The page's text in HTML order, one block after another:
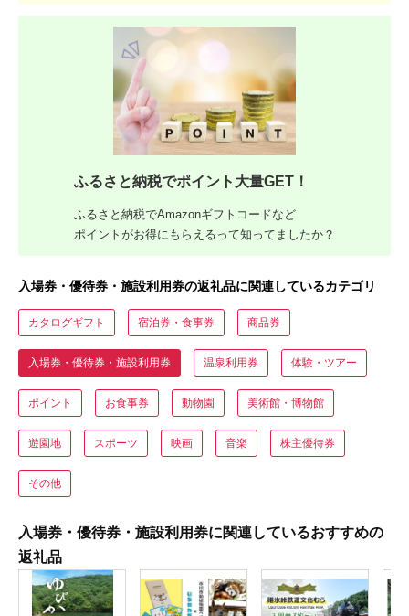
ふるさと納税でポイント大量GET！
ふるさと納税でAmazonギフトコードなど
ポイントがお得にもらえるって知ってましたか？
入場券・優待券・施設利用券の返礼品に関連しているカテゴリ
カタログギフト 宿泊券・食事券 商品券
入場券・優待券・施設利用券 温泉利用券 体験・ツアー
ポイント お食事券 動物園 美術館・博物館
遊園地 スポーツ 映画 音楽 株主優待券
その他
入場券・優待券・施設利用券に関連しているおすすめの
返礼品